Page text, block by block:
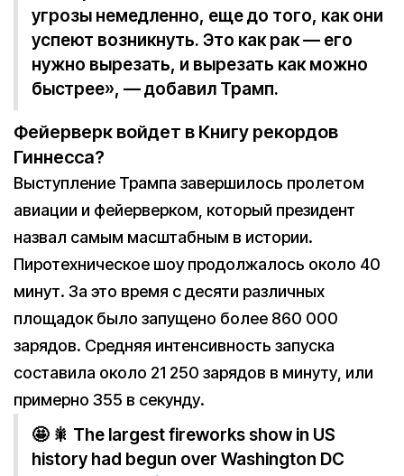
угрозы немедленно, еще до того, как они
успеют возникнуть. Это как рак — его
нужно вырезать, и вырезать как можно
быстрее», — добавил Трамп.
Фейерверк войдет в Книгу рекордов
Гиннесса?
Выступление Трампа завершилось пролетом
авиации и фейерверком, который президент
назвал самым масштабным в истории.
Пиротехническое шоу продолжалось около 40
минут. За это время с десяти различных
площадок было запущено более 860 000
зарядов. Средняя интенсивность запуска
составила около 21 250 зарядов в минуту, или
примерно 355 в секунду.
🤩 🎇 The largest fireworks show in US
history had begun over Washington DC